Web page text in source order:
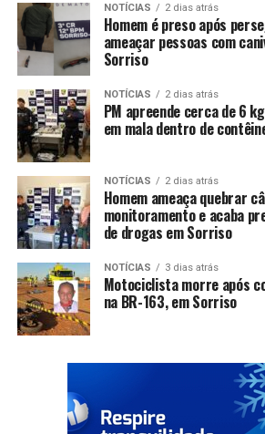
NOTÍCIAS 2 dias atrás
Homem é preso após
ameaçar pessoas com
Sorriso
NOTÍCIAS 2 dias atrás
PM apreende cerca de 6
em mala dentro de
NOTÍCIAS 2 dias atrás
Homem ameaça quebrar
monitoramento e acaba
de drogas em Sorriso
NOTÍCIAS 3 dias atrás
Motociclista morre após
na BR-163, em Sorriso